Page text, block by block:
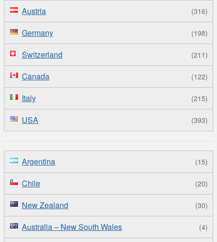
Austria (316)
Germany (198)
Switzerland (211)
Canada (122)
Italy (215)
USA (393)
Argentina (15)
Chile (20)
New Zealand (30)
Australia – New South Wales (4)